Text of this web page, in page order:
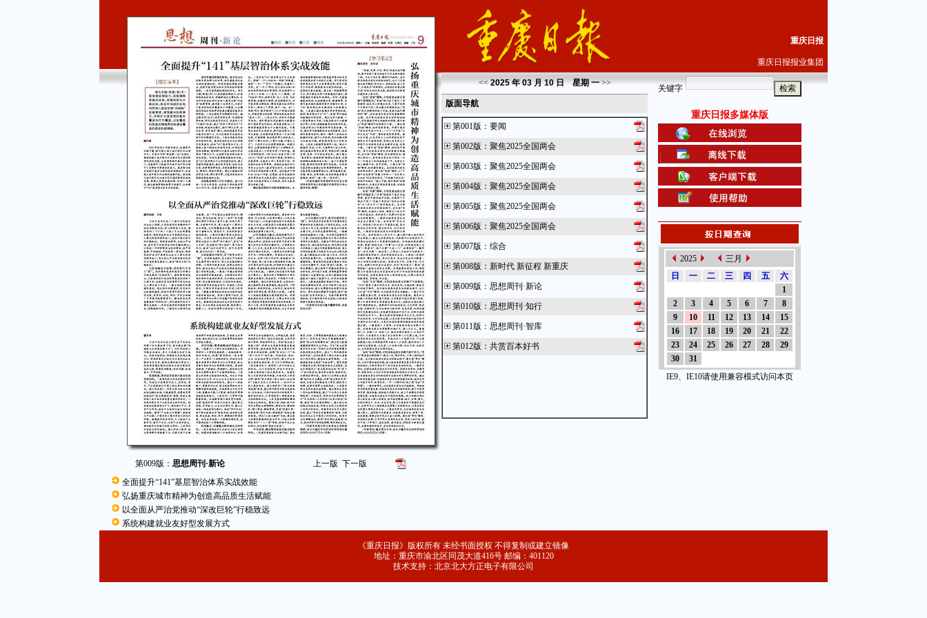
第009版： 思想周刊·新论 上一版 下一版
全面提升“141”基层智治体系实战效能
弘扬重庆城市精神为创造高品质生活赋能
以全面从严治党推动“深改巨轮”行稳致远
系统构建就业友好型发展方式
重庆日报
重庆日报报业集团
<< 2025 年 03 月 10 日 星期一 >>
版面导航
第001版 ： 要闻
第002版 ： 聚焦2025全国两会
第003版 ： 聚焦2025全国两会
第004版 ： 聚焦2025全国两会
第005版 ： 聚焦2025全国两会
第006版 ： 聚焦2025全国两会
第007版 ： 综合
第008版 ： 新时代 新征程 新重庆
第009版 ： 思想周刊·新论
第010版 ： 思想周刊·知行
第011版 ： 思想周刊·智库
第012版 ： 共赏百本好书
关键字
重庆日报多媒体版
2025
三月
日
一 二 三 四 五
六
1
2
3 4 5 6 7
8
9
10 11 12 13 14
15
16
17 18 19 20 21
22
23
24 25 26 27 28
29
30
31
IE9、IE10请使用兼容模式访问本页
《重庆日报》版权所有 未经书面授权 不得复制或建立镜像
地址：重庆市渝北区同茂大道416号 邮编：401120
技术支持：北京北大方正电子有限公司